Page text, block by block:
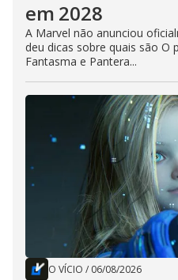
em 2028
A Marvel não anunciou
deu dicas sobre quais são O
Fantasma e Pantera...
O VÍCIO / 06/08/2026